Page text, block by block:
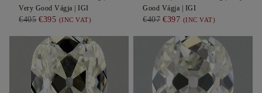
Very Good Vágja | IGI
€405 €395 (INC VAT)
Good Vágja | IGI
€407 €397 (INC VAT)